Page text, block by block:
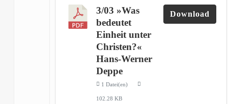
3/03 »Was
bedeutet
Einheit unter
Christen?«
Hans-Werner
Deppe
1 Datei(en)
102.28 KB
Download